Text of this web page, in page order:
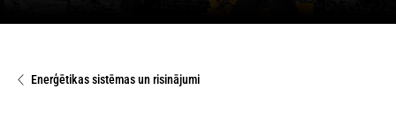
Enerģētikas sistēmas un risinājumi